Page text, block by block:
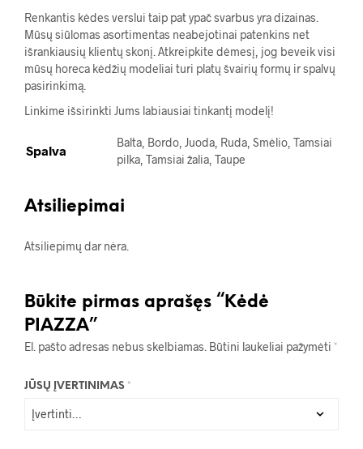
Renkantis kėdes verslui taip pat ypač svarbus yra dizainas.
Mūsų siūlomas asortimentas neabejotinai patenkins net
išrankiausių klientų skonį. Atkreipkite dėmesį, jog beveik visi
mūsų horeca kėdžių modeliai turi platų švairių formų ir spalvų
pasirinkimą.
Linkime išsirinkti Jums labiausiai tinkantį modelį!
Spalva
Balta, Bordo, Juoda, Ruda, Smėlio, Tamsiai
pilka, Tamsiai žalia, Taupe
Atsiliepimai
Atsiliepimų dar nėra.
Būkite pirmas aprašęs “Kėdė
PIAZZA”
El. pašto adresas nebus skelbiamas. Būtini laukeliai pažymėti *
JŪSŲ ĮVERTINIMAS *